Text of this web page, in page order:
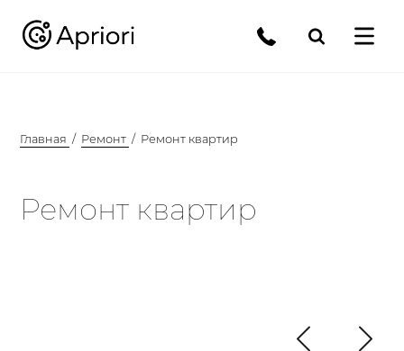
Главная Ремонт Ремонт квартир
Ремонт квартир